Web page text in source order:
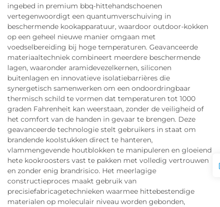
ingebed in premium bbq-hittehandschoenen
vertegenwoordigt een quantumverschuiving in
beschermende kookapparatuur, waardoor outdoor-kokken
op een geheel nieuwe manier omgaan met
voedselbereiding bij hoge temperaturen. Geavanceerde
materiaaltechniek combineert meerdere beschermende
lagen, waaronder aramidevezelkernen, siliconen
buitenlagen en innovatieve isolatiebarrières die
synergetisch samenwerken om een ondoordringbaar
thermisch schild te vormen dat temperaturen tot 1000
graden Fahrenheit kan weerstaan, zonder de veiligheid of
het comfort van de handen in gevaar te brengen. Deze
geavanceerde technologie stelt gebruikers in staat om
brandende koolstukken direct te hanteren,
vlammengevende houtblokken te manipuleren en gloeiend
hete kookroosters vast te pakken met volledig vertrouwen
en zonder enig brandrisico. Het meerlagige
constructieproces maakt gebruik van
precisiefabricagetechnieken waarmee hittebestendige
materialen op moleculair niveau worden gebonden,